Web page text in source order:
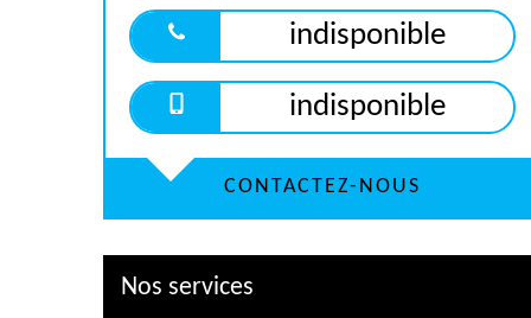
indisponible
indisponible
CONTACTEZ-NOUS
Nos services